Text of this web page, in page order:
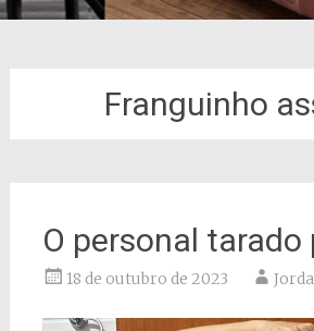
Franguinho
O personal tarado
18 de outubro de 2023